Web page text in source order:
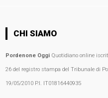
CHI SIAMO
Pordenone OggiQuotidiano online
26 del registro stampa del Tribunale di
19/05/2010 P.I. IT01816440935